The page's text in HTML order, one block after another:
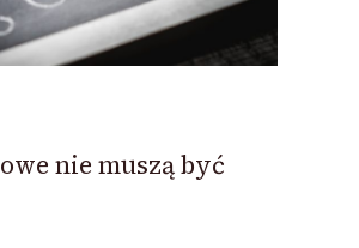
nie muszą być